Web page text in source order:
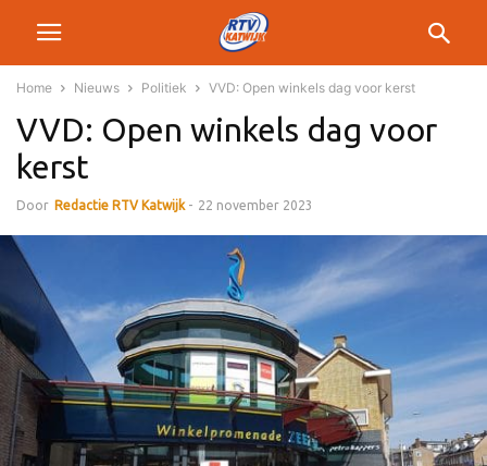
Home Nieuws Politiek VVD: Open winkels dag voor kerst
VVD: Open winkels dag voor
kerst
Door Redactie RTV Katwijk - 22 november 2023